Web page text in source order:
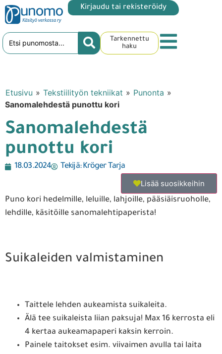
Kirjaudu tai rekisteröidy
Tarkennettu
haku
Etusivu » Tekstiilityön tekniikat » Punonta »
Sanomalehdestä punottu kori
Sanomalehdestä
punottu kori
18.03.2024 Tekijä:Kröger Tarja
Lisää suosikkeihin
Puno kori hedelmille, leluille, lahjoille, pääsiäisruoholle,
lehdille, käsitöille sanomalehtipaperista!
Suikaleiden valmistaminen
Taittele lehden aukeamista suikaleita.
Älä tee suikaleista liian paksuja! Max 16 kerrosta eli
4 kertaa aukeamapaperi kaksin kerroin.
Painele taitokset esim. viivaimen avulla tai laita